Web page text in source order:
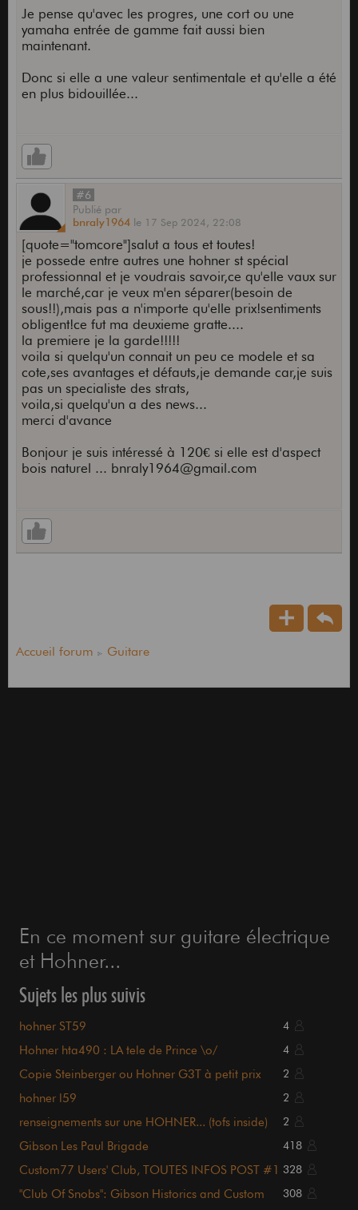
Je pense qu'avec les progres, une cort ou une
yamaha entrée de gamme fait aussi bien
maintenant.
Donc si elle a une valeur sentimentale et qu'elle a été
en plus bidouillée...
#6
Publié par
bnraly1964 le 17 Sep 2024, 22:08
[quote="tomcore"]salut a tous et toutes!
je possede entre autres une hohner st spécial
professionnal et je voudrais savoir,ce qu'elle vaux sur
le marché,car je veux m'en séparer(besoin de
sous!!),mais pas a n'importe qu'elle prix!sentiments
obligent!ce fut ma deuxieme gratte....
la premiere je la garde!!!!!
voila si quelqu'un connait un peu ce modele et sa
cote,ses avantages et défauts,je demande car,je suis
pas un specialiste des strats,
voila,si quelqu'un a des news...
merci d'avance
Bonjour je suis intéressé à 120€ si elle est d'aspect
bois naturel ... bnraly1964@gmail.com
Accueil forum Guitare
En ce moment sur guitare électrique
et Hohner...
Sujets les plus suivis
hohner ST59 4
Hohner hta490 : LA tele de Prince \o/ 4
Copie Steinberger ou Hohner G3T à petit prix
2
hohner l59 2
renseignements sur une HOHNER... (tofs inside) 2
Gibson Les Paul Brigade 418
Custom77 Users' Club, TOUTES INFOS POST #1 328
"Club Of Snobs": Gibson Historics and Custom
308